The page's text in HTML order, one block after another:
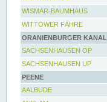
WISMAR-BAUMHAUS
WITTOWER FÄHRE
ORANIENBURGER KANAL
SACHSENHAUSEN OP
SACHSENHAUSEN UP
PEENE
AALBUDE